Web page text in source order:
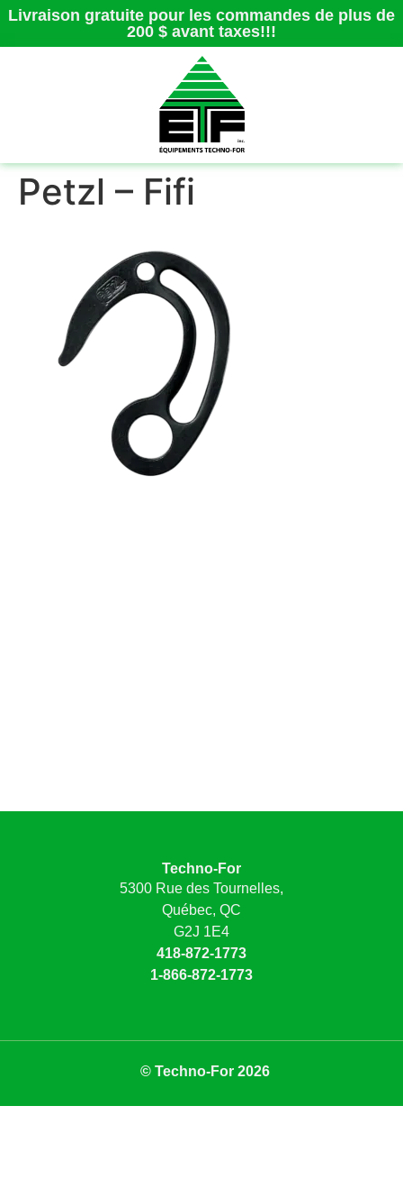
Livraison gratuite pour les commandes de plus de
200 $ avant taxes!!!
Petzl – Fifi
Techno-For
5300 Rue des Tournelles,
Québec, QC
G2J 1E4
418-872-1773
1-866-872-1773
© Techno-For 2026